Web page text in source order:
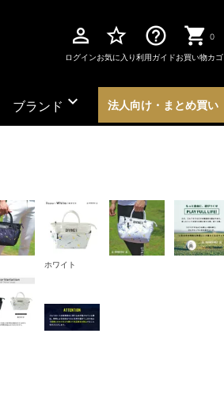
perm_identity
ログイン
star_border
お気に入り
help_outline
利用ガイド
0
お買い物カゴ
ブランド expand_more 法人向け・まとめ買い
ホワイト